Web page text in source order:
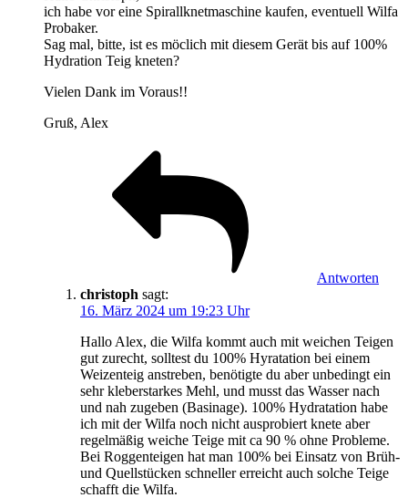
ich habe vor eine Spirallknetmaschine kaufen, eventuell Wilfa
Probaker.
Sag mal, bitte, ist es möclich mit diesem Gerät bis auf 100%
Hydration Teig kneten?
Vielen Dank im Voraus!!
Gruß, Alex
Antworten
christoph sagt:
16. März 2024 um 19:23 Uhr
Hallo Alex, die Wilfa kommt auch mit weichen Teigen
gut zurecht, solltest du 100% Hyratation bei einem
Weizenteig anstreben, benötigte du aber unbedingt ein
sehr kleberstarkes Mehl, und musst das Wasser nach
und nah zugeben (Basinage). 100% Hydratation habe
ich mit der Wilfa noch nicht ausprobiert knete aber
regelmäßig weiche Teige mit ca 90 % ohne Probleme.
Bei Roggenteigen hat man 100% bei Einsatz von Brüh-
und Quellstücken schneller erreicht auch solche Teige
schafft die Wilfa.